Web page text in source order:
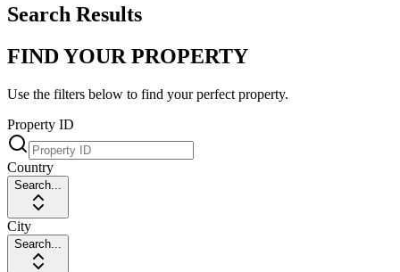
Search Results
FIND YOUR PROPERTY
Use the filters below to find your perfect property.
Property ID
Country
Search...
City
Search...